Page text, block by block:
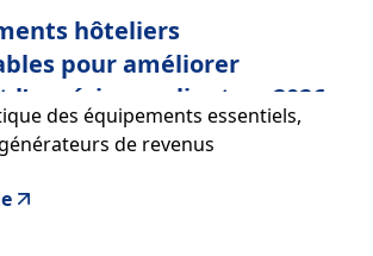
hôteliers
pour améliorer
l’expérience client en 2026
des équipements essentiels,
de revenus